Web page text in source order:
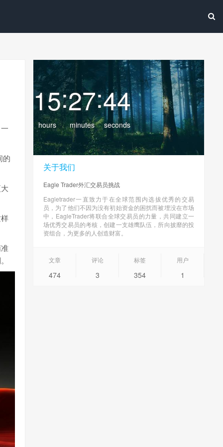
的
15
hours
:27
minutes
:45
seconds
关于我们
Eagle Trader外汇交易员挑战
Eagletrader一直致力于在全球范围内选拔优秀的交易
员，为了他们不因为没有初始资金的困扰而被埋没在市场
中，EagleTrader将联合全球交易员的力量，共同建立一
场优秀交易员的考核，创建一支雄鹰队伍，所向披靡的投
资组合，为更多的人创造财富。
文章
474
评论
3
标签
354
用户
1